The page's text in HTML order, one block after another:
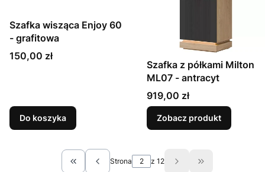
Szafka wisząca Enjoy 60
- grafitowa
Cena
150,00 zł
Do koszyka
Szafka z półkami Milton
ML07 - antracyt
Cena
919,00 zł
Zobacz produkt
Wróć do pierwszej strony z produktami
Strona z 12 Przejdź do